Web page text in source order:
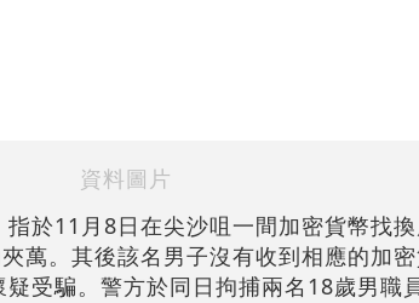
資料圖片
於11月8日在尖沙咀一間加密貨幣找
萬。其後該名男子沒有收到相應的加
受騙。警方於同日拘捕兩名18歲男職